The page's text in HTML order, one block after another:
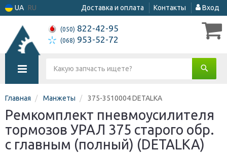
UA RU Доставка и оплата Контакты Вход
(050) 822-42-95
(068) 953-52-72
Главная Манжеты 375-3510004 DETALKA
Ремкомплект пневмоусилителя
тормозов УРАЛ 375 старого обр.
с главным (полный) (DETALKA)